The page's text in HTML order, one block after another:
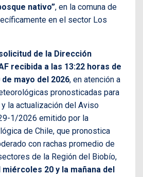
nativo”, en la comuna de
en el sector Los
de la Dirección
recibida a las 13:22 horas de
mayo del 2026, en atención a
pronosticadas para
la actualización del Aviso
1/2026 emitido por la
de Chile, que pronostica
con rachas promedio de
de la Región del Biobío,
20 y la mañana del